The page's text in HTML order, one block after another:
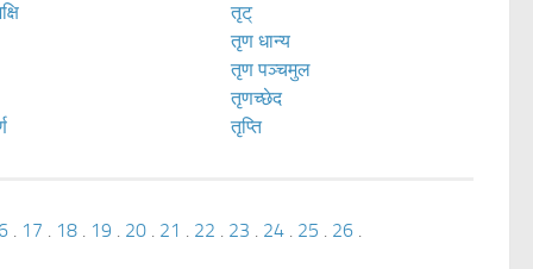
तृट्
तृण धान्य
तृण पञ्चमुल
तृणच्छेद
तृप्ति
. 17 . 18 . 19 . 20 . 21 . 22 . 23 . 24 . 25 . 26 .